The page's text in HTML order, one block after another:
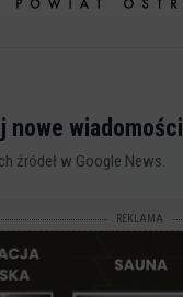
nowe wiadomości
źródeł w Google News.
REKLAMA